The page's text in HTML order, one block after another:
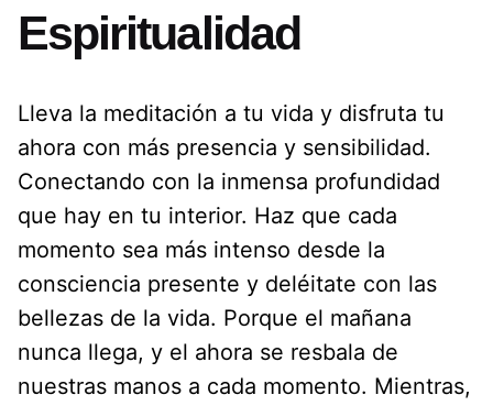
Espiritualidad
Lleva la meditación a tu vida y disfruta tu
ahora con más presencia y sensibilidad.
Conectando con la inmensa profundidad
que hay en tu interior. Haz que cada
momento sea más intenso desde la
consciencia presente y deléitate con las
bellezas de la vida. Porque el mañana
nunca llega, y el ahora se resbala de
nuestras manos a cada momento. Mientras,